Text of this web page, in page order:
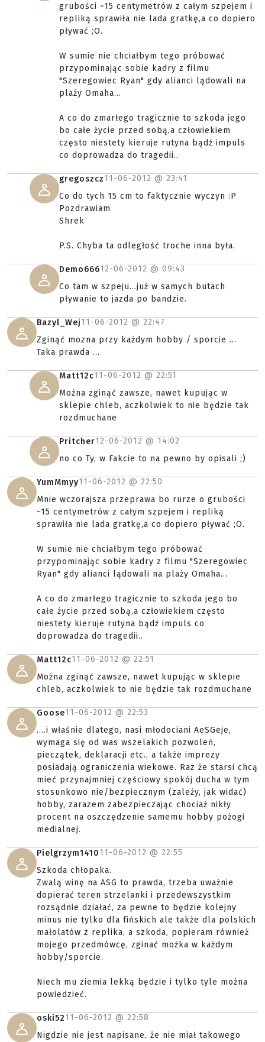
grubości ~15 centymetrów z całym szpejem i
repliką sprawiła nie lada gratkę,a co dopiero
pływać ;O.
W sumie nie chciałbym tego próbować
przypominając sobie kadry z filmu
"Szeregowiec Ryan" gdy alianci lądowali na
plaży Omaha...
A co do zmarłego tragicznie to szkoda jego
bo całe życie przed sobą,a człowiekiem
często niestety kieruje rutyna bądź impuls
co doprowadza do tragedii..
gregoszcz11-06-2012 @ 23:41
Co do tych 15 cm to faktycznie wyczyn :P
Pozdrawiam
Shrek
P.S. Chyba ta odległość troche inna była.
Demo66612-06-2012 @ 09:43
Co tam w szpeju...już w samych butach
pływanie to jazda po bandzie.
Bazyl_Wej11-06-2012 @ 22:47
Zginąć mozna przy każdym hobby / sporcie ...
Taka prawda ...
Matt12c11-06-2012 @ 22:51
Można zginąć zawsze, nawet kupując w
sklepie chleb, aczkolwiek to nie będzie tak
rozdmuchane
Pritcher12-06-2012 @ 14:02
no co Ty, w Fakcie to na pewno by opisali ;)
YumMmyy11-06-2012 @ 22:50
Mnie wczorajsza przeprawa bo rurze o grubości
~15 centymetrów z całym szpejem i repliką
sprawiła nie lada gratkę,a co dopiero pływać ;O.
W sumie nie chciałbym tego próbować
przypominając sobie kadry z filmu "Szeregowiec
Ryan" gdy alianci lądowali na plaży Omaha...
A co do zmarłego tragicznie to szkoda jego bo
całe życie przed sobą,a człowiekiem często
niestety kieruje rutyna bądź impuls co
doprowadza do tragedii..
Matt12c11-06-2012 @ 22:51
Można zginąć zawsze, nawet kupując w sklepie
chleb, aczkolwiek to nie będzie tak rozdmuchane
Goose11-06-2012 @ 22:53
....i właśnie dlatego, nasi młodociani AeSGeje,
wymaga się od was wszelakich pozwoleń,
pieczątek, deklaracji etc., a także imprezy
posiadają ograniczenia wiekowe. Raz że starsi chcą
mieć przynajmniej częściowy spokój ducha w tym
stosunkowo nie/bezpiecznym (zależy, jak widać)
hobby, zarazem zabezpieczając chociaż nikły
procent na oszczędzenie samemu hobby pożogi
medialnej.
Pielgrzym141011-06-2012 @ 22:55
Szkoda chłopaka.
Zwalą winę na ASG to prawda, trzeba uważnie
dopierać teren strzelanki i przedewszystkim
rozsądnie działać, za pewne to będzie kolejny
minus nie tylko dla fińskich ale także dla polskich
małolatów z replika, a szkoda, popieram również
mojego przedmówcę, zginać możka w każdym
hobby/sporcie.
Niech mu ziemia lekką będzie i tylko tyle można
powiedzieć.
oski5211-06-2012 @ 22:58
Nigdzie nie jest napisane, że nie miał takowego